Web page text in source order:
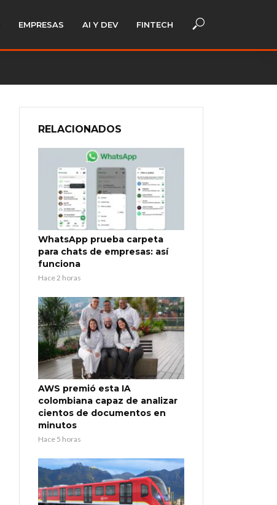
EMPRESAS AI Y DEV FINTECH
RELACIONADOS
WhatsApp prueba carpeta
para chats de empresas: así
funciona
Hace 2 horas
AWS premió esta IA
colombiana capaz de analizar
cientos de documentos en
minutos
Hace 5 horas